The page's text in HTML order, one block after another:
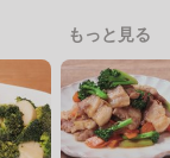
もっと見る